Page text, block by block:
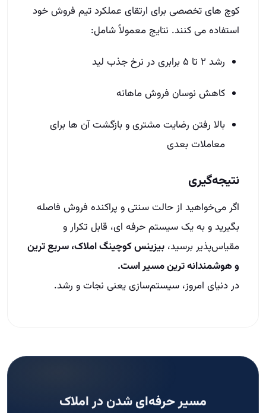
کوچ‌ های تخصصی برای ارتقای عملکرد تیم فروش خود
استفاده می‌ کنند. نتایج معمولاً شامل:
رشد ۲ تا ۵ برابری در نرخ جذب لید
کاهش نوسان فروش ماهانه
بالا رفتن رضایت مشتری و بازگشت آن‌ ها برای
معاملات بعدی
نتیجه‌گیری
اگر می‌خواهید از حالت سنتی و پراکنده فروش فاصله
بگیرید و به یک سیستم حرفه‌ ای، قابل تکرار و
مقیاس‌پذیر برسید، بیزینس کوچینگ املاک، سریع‌ ترین
و هوشمندانه‌ ترین مسیر است.
در دنیای امروز، سیستم‌سازی یعنی نجات و رشد.
مسیر حرفه‌ای شدن در املاک